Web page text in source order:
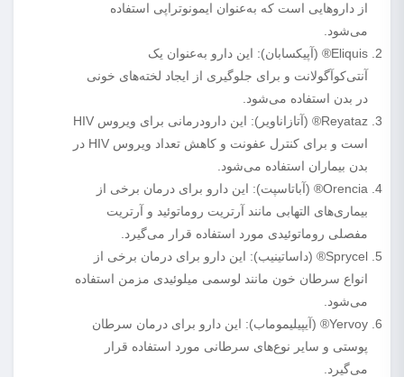
از داروهایی است که به‌عنوان ایمونوتراپی استفاده
می‌شود.
Eliquis® (آپیکسابان): این دارو به‌عنوان یک
آنتی‌کوآگولانت و برای جلوگیری از ایجاد لخته‌های خونی
در بدن استفاده می‌شود.
Reyataz® (آتازاناویر): این دارودرمانی برای ویروس HIV
است و برای کنترل عفونت و کاهش تعداد ویروس HIV در
بدن بیماران استفاده می‌شود.
Orencia® (آباتاسپت): این دارو برای درمان برخی از
بیماری‌های التهابی مانند آرتریت روماتوئید و آرتریت
مفصلی روماتوئیدی مورد استفاده قرار می‌گیرد.
Sprycel® (داساتینیب): این دارو برای درمان برخی از
انواع سرطان خون مانند لوسمی میلوئیدی مزمن استفاده
می‌شود.
Yervoy® (آیپیلیموماب): این دارو برای درمان سرطان
پوستی و سایر نوع‌های سرطانی مورد استفاده قرار
می‌گیرد.